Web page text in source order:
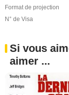
Format de projection
N° de Visa
Si vous
aimer ...